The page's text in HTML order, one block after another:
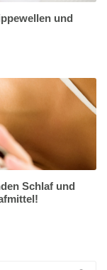
und
Schlaf und